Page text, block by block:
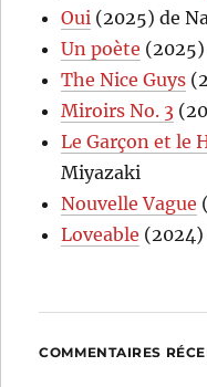
Oui (2025) de
Un poète (2025)
The Nice Guys
Miroirs No. 3
Le Garçon et le
Miyazaki
Nouvelle Vague
Loveable
COMMENTAIRES